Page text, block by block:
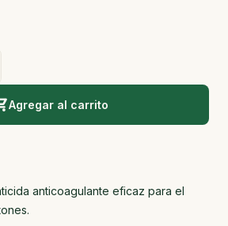
Agregar al carrito
anticoagulante eficaz para el